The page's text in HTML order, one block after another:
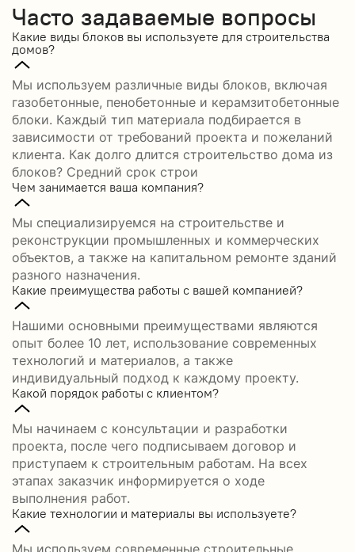
Часто задаваемые вопросы
Какие виды блоков вы используете для строительства
домов?
Мы используем различные виды блоков, включая
газобетонные, пенобетонные и керамзитобетонные
блоки. Каждый тип материала подбирается в
зависимости от требований проекта и пожеланий
клиента. Как долго длится строительство дома из
блоков? Средний срок строи
Чем занимается ваша компания?
Мы специализируемся на строительстве и
реконструкции промышленных и коммерческих
объектов, а также на капитальном ремонте зданий
разного назначения.
Какие преимущества работы с вашей компанией?
Нашими основными преимуществами являются
опыт более 10 лет, использование современных
технологий и материалов, а также
индивидуальный подход к каждому проекту.
Какой порядок работы с клиентом?
Мы начинаем с консультации и разработки
проекта, после чего подписываем договор и
приступаем к строительным работам. На всех
этапах заказчик информируется о ходе
выполнения работ.
Какие технологии и материалы вы используете?
Мы используем современные строительные